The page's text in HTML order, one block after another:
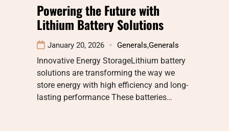
Powering the Future with
Lithium Battery Solutions
January 20, 2026 Generals,Generals
Innovative Energy StorageLithium battery
solutions are transforming the way we
store energy with high efficiency and long-
lasting performance These batteries…